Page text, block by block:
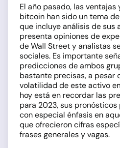
El año pasado, las
bitcoin han sido un tema
que incluye análisis de sus
presenta opiniones de
de Wall Street y analistas
sociales. Es importante
predicciones de ambos
bastante precisas, a pesar
volatilidad de este activo
hoy está en recordar las
para 2023, sus
con especial énfasis en
que ofrecieron cifras
frases generales y vagas.